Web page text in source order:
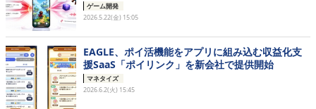
ゲーム開発
2026.5.22(金) 15:05
EAGLE、ポイ活機能をアプリに組み込む収益化支
援SaaS「ポイリンク」を新会社で提供開始
マネタイズ
2026.6.2(火) 15:45